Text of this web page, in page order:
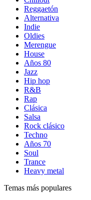
Reggaetón
Alternativa
Indie
Oldies
Merengue
House
Años 80
Jazz
Hip hop
R&B
Rap
Clásica
Salsa
Rock clásico
Techno
Años 70
Soul
Trance
Heavy metal
Temas más populares